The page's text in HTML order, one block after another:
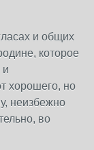
и общих
которое
и
хорошего, но
неизбежно
во